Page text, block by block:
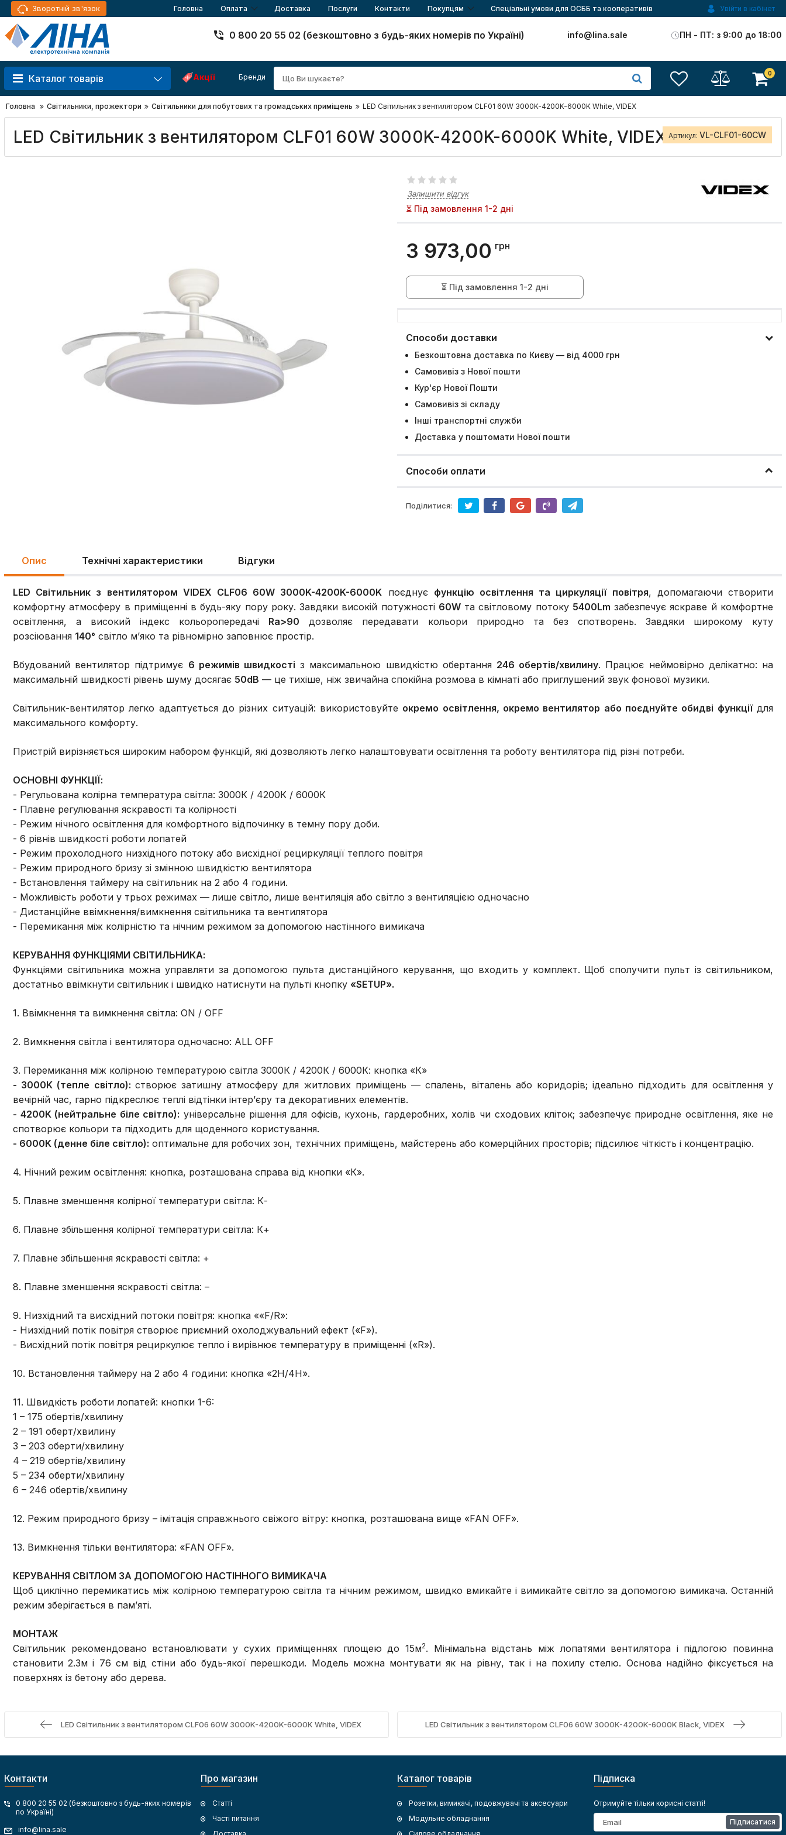
Зворотній зв'язок Головна Оплата Доставка Послуги Контакти Покупцям Спеціальні умови для ОСББ та кооперативів Увійти в кабінет
0 800 20 55 02 (безкоштовно з будь-яких номерів по Україні) info@lina.sale ПН - ПТ: з 9:00 до 18:00
Каталог товарів Акції Бренди 0
Головна Світильники, прожектори Світильники для побутових та громадських приміщень LED Світильник з вентилятором CLF01 60W 3000K-4200K-6000K White, VIDEX
LED Світильник з вентилятором CLF01 60W 3000K-4200K-6000K White, VIDEX Артикул: VL-CLF01-60CW
Залишити відгук
⏳ Під замовлення 1-2 дні
3 973,00 грн
⏳ Під замовлення 1-2 дні
Способи доставки
Безкоштовна доставка по Києву — від 4000 грн
Самовивіз з Нової пошти
Кур'єр Нової Пошти
Самовивіз зі складу
Інші транспортні служби
Доставка у поштомати Нової пошти
Способи оплати
Поділитися:
Опис Технічні характеристики Відгуки
LED Світильник з вентилятором VIDEX CLF06 60W 3000K-4200K-6000K поєднує функцію освітлення та циркуляції повітря, допомагаючи створити
комфортну атмосферу в приміщенні в будь-яку пору року. Завдяки високій потужності 60Wта світловому потоку 5400Lm забезпечує яскраве й комфортне
освітлення, а високий індекс кольоропередачі Ra>90 дозволяє передавати кольори природно та без спотворень. Завдяки широкому куту
розсіювання 140° світло м’яко та рівномірно заповнює простір.
Вбудований вентилятор підтримує 6 режимів швидкості з максимальною швидкістю обертання 246 обертів/хвилину. Працює неймовірно делікатно: на
максимальній швидкості рівень шуму досягає 50dB — це тихіше, ніж звичайна спокійна розмова в кімнаті або приглушений звук фонової музики.
Світильник-вентилятор легко адаптується до різних ситуацій: використовуйте окремо освітлення, окремо вентилятор або поєднуйте обидві функціїдля
максимального комфорту.
Пристрій вирізняється широким набором функцій, які дозволяють легко налаштовувати освітлення та роботу вентилятора під різні потреби.
ОСНОВНІ ФУНКЦІЇ:
- Регульована колірна температура світла: 3000К / 4200К / 6000К
- Плавне регулювання яскравості та колірності
- Режим нічного освітлення для комфортного відпочинку в темну пору доби.
- 6 рівнів швидкості роботи лопатей
- Режим прохолодного низхідного потоку або висхідної рециркуляції теплого повітря
- Режим природного бризу зі змінною швидкістю вентилятора
- Встановлення таймеру на світильник на 2 або 4 години.
- Можливість роботи у трьох режимах — лише світло, лише вентиляція або світло з вентиляцією одночасно
- Дистанційне ввімкнення/вимкнення світильника та вентилятора
- Перемикання між колірністю та нічним режимом за допомогою настінного вимикача
КЕРУВАННЯ ФУНКЦІЯМИ СВІТИЛЬНИКА:
Функціями світильника можна управляти за допомогою пульта дистанційного керування, що входить у комплект. Щоб сполучити пульт із світильником,
достатньо ввімкнути світильник і швидко натиснути на пульті кнопку «SETUP».
1. Ввімкнення та вимкнення світла: ON / OFF
2. Вимкнення світла і вентилятора одночасно: ALL OFF
3. Перемикання між колірною температурою світла 3000К / 4200К / 6000К: кнопка «К»
- 3000K (тепле світло): створює затишну атмосферу для житлових приміщень — спалень, віталень або коридорів; ідеально підходить для освітлення у
вечірній час, гарно підкреслює теплі відтінки інтер’єру та декоративних елементів.
- 4200K (нейтральне біле світло): універсальне рішення для офісів, кухонь, гардеробних, холів чи сходових кліток; забезпечує природне освітлення, яке не
спотворює кольори та підходить для щоденного користування.
- 6000K (денне біле світло): оптимальне для робочих зон, технічних приміщень, майстерень або комерційних просторів; підсилює чіткість і концентрацію.
4. Нічний режим освітлення: кнопка, розташована справа від кнопки «К».
5. Плавне зменшення колірної температури світла: К-
6. Плавне збільшення колірної температури світла: К+
7. Плавне збільшення яскравості світла: +
8. Плавне зменшення яскравості світла: –
9. Низхідний та висхідний потоки повітря: кнопка ««F/R»:
- Низхідний потік повітря створює приємний охолоджувальний ефект («F»).
- Висхідний потік повітря рециркулює тепло і вирівнює температуру в приміщенні («R»).
10. Встановлення таймеру на 2 або 4 години: кнопка «2H/4H».
11. Швидкість роботи лопатей: кнопки 1-6:
1 – 175 обертів/хвилину
2 – 191 оберт/хвилину
3 – 203 оберти/хвилину
4 – 219 обертів/хвилину
5 – 234 оберти/хвилину
6 – 246 обертів/хвилину
12. Режим природного бризу – імітація справжнього свіжого вітру: кнопка, розташована вище «FAN OFF».
13. Вимкнення тільки вентилятора: «FAN OFF».
КЕРУВАННЯ СВІТЛОМ ЗА ДОПОМОГОЮ НАСТІННОГО ВИМИКАЧА
Щоб циклічно перемикатись між колірною температурою світла та нічним режимом, швидко вмикайте і вимикайте світло за допомогою вимикача. Останній
режим зберігається в пам’яті.
МОНТАЖ
Світильник рекомендовано встановлювати у сухих приміщеннях площею до 15м2. Мінімальна відстань між лопатями вентилятора і підлогою повинна
становити 2.3м і 76 см від стіни або будь-якої перешкоди. Модель можна монтувати як на рівну, так і на похилу стелю. Основа надійно фіксується на
поверхнях із бетону або дерева.
LED Світильник з вентилятором CLF06 60W 3000K-4200K-6000K White, VIDEX LED Світильник з вентилятором CLF06 60W 3000K-4200K-6000K Black, VIDEX
Контакти
0 800 20 55 02 (безкоштовно з будь-яких номерів
по Україні)
info@lina.sale
Про магазин
Статті
Часті питання
Каталог товарів
Розетки, вимикачі, подовжувачі та аксесуари
Модульне обладнання
Підписка
Отримуйте тільки корисні статті!
Підписатися